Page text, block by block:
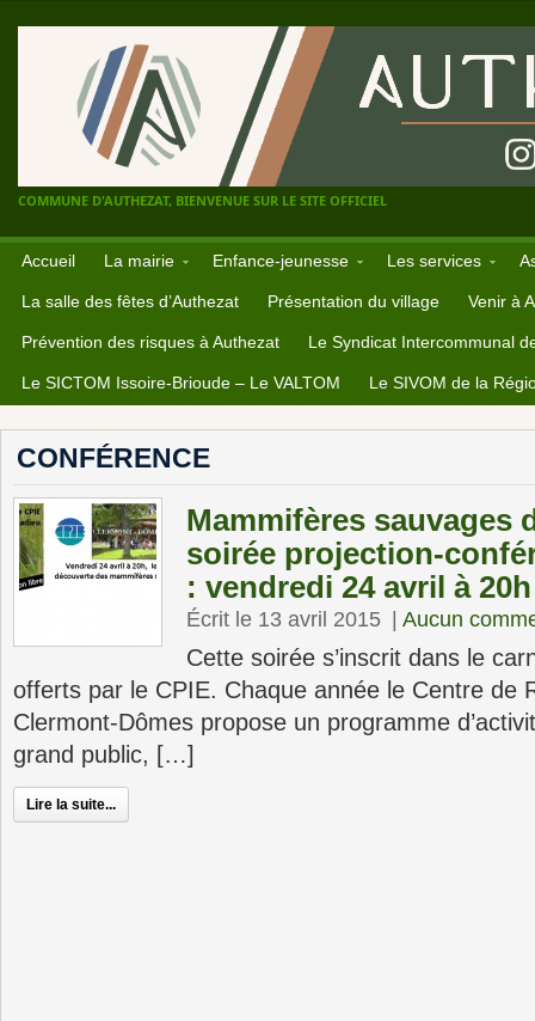
COMMUNE D'AUTHEZAT, BIENVENUE SUR LE SITE OFFICIEL
Accueil La mairie Enfance-jeunesse Les services
La salle des fêtes d’Authezat Présentation du village Venir à
Prévention des risques à Authezat Le Syndicat Intercommunal
Le SICTOM Issoire-Brioude – Le VALTOM Le SIVOM de la
CONFÉRENCE
Mammifères sauvages
soirée projection-
: vendredi 24 avril à 20h
Écrit le 13 avril 2015 Aucun
Cette soirée s’inscrit dans le
offerts par le CPIE. Chaque année le Centre de
Clermont-Dômes propose un programme
grand public, […]
Lire la suite...